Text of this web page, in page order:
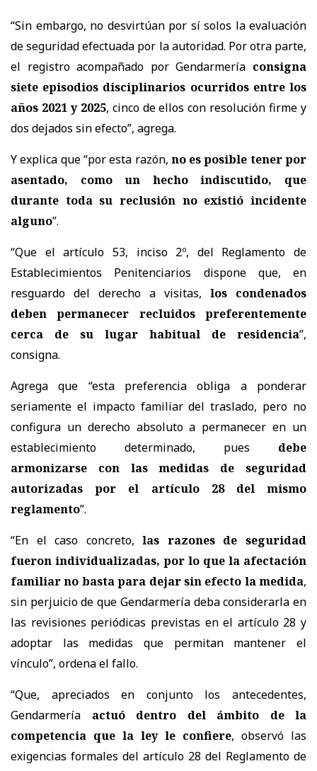
“Sin embargo, no desvirtúan por sí solos la evaluación
de seguridad efectuada por la autoridad. Por otra parte,
el registro acompañado por Gendarmería consigna
siete episodios disciplinarios ocurridos entre los
años 2021 y 2025, cinco de ellos con resolución firme y
dos dejados sin efecto”, agrega.
Y explica que “por esta razón, no es posible tener por
asentado, como un hecho indiscutido, que
durante toda su reclusión no existió incidente
alguno”.
“Que el artículo 53, inciso 2º, del Reglamento de
Establecimientos Penitenciarios dispone que, en
resguardo del derecho a visitas, los condenados
deben permanecer recluidos preferentemente
cerca de su lugar habitual de residencia”,
consigna.
Agrega que “esta preferencia obliga a ponderar
seriamente el impacto familiar del traslado, pero no
configura un derecho absoluto a permanecer en un
establecimiento determinado, pues debe
armonizarse con las medidas de seguridad
autorizadas por el artículo 28 del mismo
reglamento”.
“En el caso concreto,las razones de seguridad
fueron individualizadas, por lo que la afectación
familiar no basta para dejar sin efecto la medida,
sin perjuicio de que Gendarmería deba considerarla en
las revisiones periódicas previstas en el artículo 28 y
adoptar las medidas que permitan mantener el
vínculo”, ordena el fallo.
“Que, apreciados en conjunto los antecedentes,
Gendarmería actuó dentro del ámbito de la
competencia que la ley le confiere, observó las
exigencias formales del artículo 28 del Reglamento de